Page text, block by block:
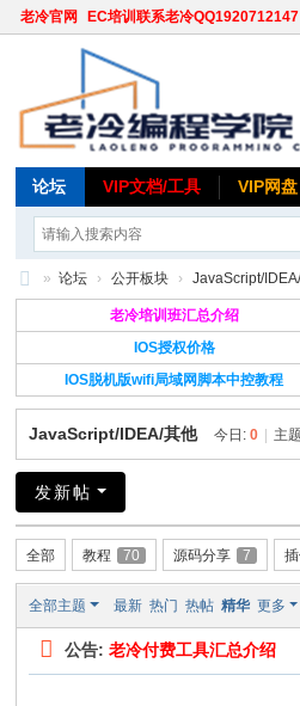
老冷官网 EC培训联系老冷QQ1920712147
论坛 VIP文档/工具 VIP网盘
» 论坛 › 公开板块 › JavaScript/
老冷培训班汇总介绍
IOS授权价格
IOS脱机版wifi局域网脚本中控教程
JavaScript/IDEA/其他 今日:0 主
发新帖
全部 教程 70 源码分享 7
全部主题 最新 热门 热帖 精华 更多
公告:老冷付费工具汇总介绍